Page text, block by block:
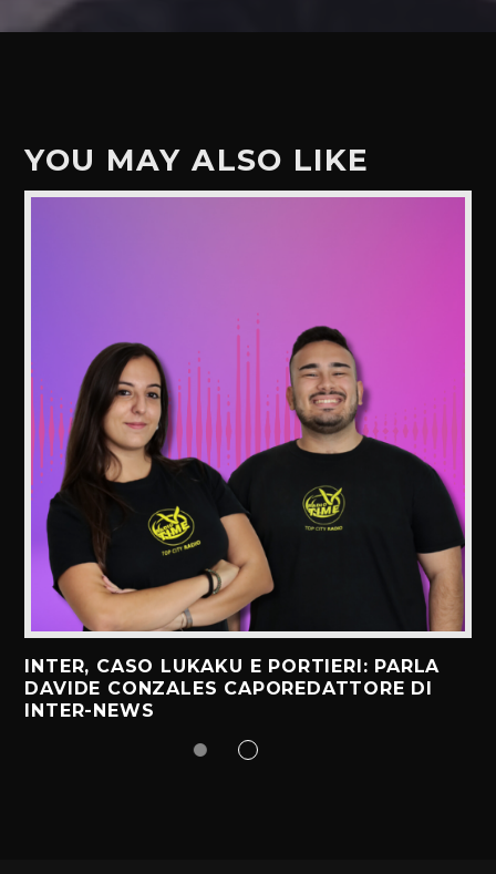
YOU MAY ALSO LIKE
INTER, CASO LUKAKU E PORTIERI: PARLA
DAVIDE CONZALES CAPOREDATTORE DI
INTER-NEWS